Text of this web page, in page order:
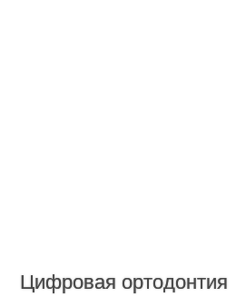
Цифровая ортодонтия